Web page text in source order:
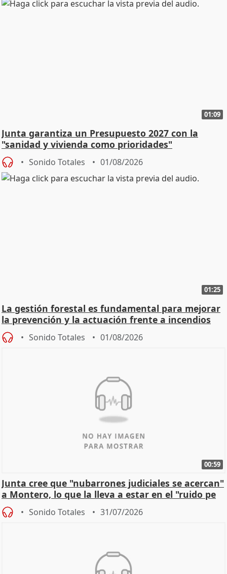
01:09
Junta garantiza un Presupuesto 2027 con la
"sanidad y vivienda como prioridades"
Sonido Totales 01/08/2026
01:25
La gestión forestal es fundamental para mejorar
la prevención y la actuación frente a incendios
Sonido Totales 01/08/2026
00:59
Junta cree que "nubarrones judiciales se acercan"
a Montero, lo que la lleva a estar en el "ruido pe
Sonido Totales 31/07/2026